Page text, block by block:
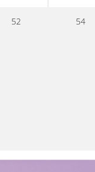
52 54